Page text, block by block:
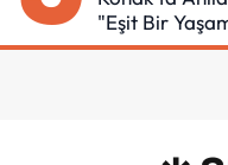
"Eşit Bir
İçin